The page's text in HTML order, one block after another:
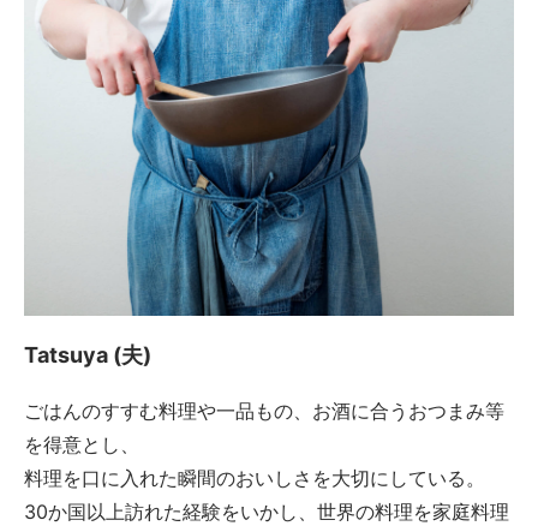
Tatsuya (夫)
ごはんのすすむ料理や一品もの、お酒に合うおつまみ等
を得意とし、
料理を口に入れた瞬間のおいしさを大切にしている。
30か国以上訪れた経験をいかし、世界の料理を家庭料理